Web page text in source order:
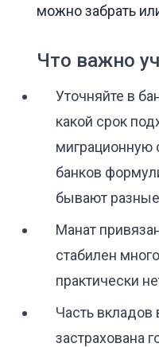
можно забрать
Что важно
Уточняйте в
какой срок
миграционную
банков
бывают
Манат
стабилен
практически
Часть вкладов
застрахована